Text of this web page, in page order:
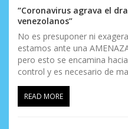
“Coronavirus agrava el
venezolanos”
No es presuponer ni
estamos ante una
pero esto se encamina
control y es necesario de
READ MORE